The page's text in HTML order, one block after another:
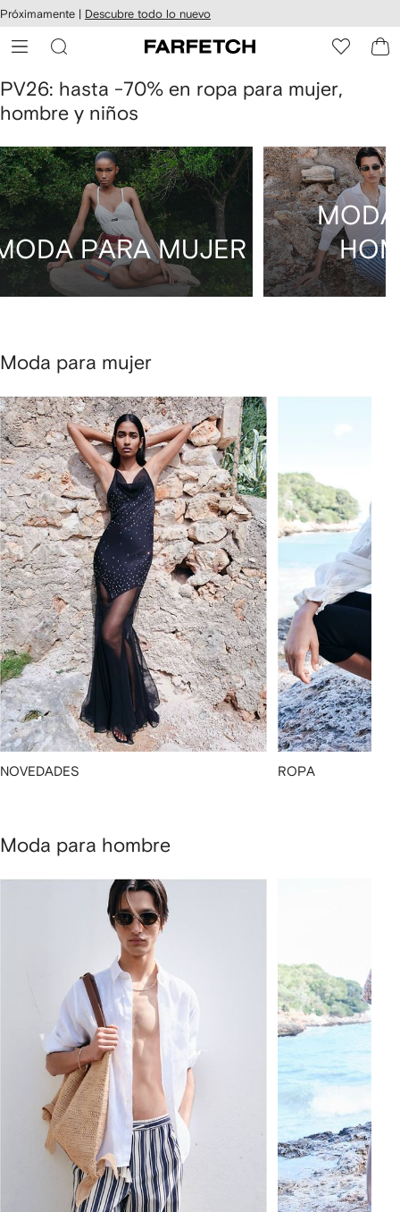
al
Próximamente | Descubre todo lo nuevo
PV26: hasta -70% en ropa para mujer,
hombre y niños
PARA MUJER
Moda para mujer
NOVEDADES ROPA
Moda para hombre